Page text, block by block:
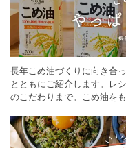
長年こめ油づくりに向き合
とともにご紹介します。レ
のこだわりまで。こめ油を